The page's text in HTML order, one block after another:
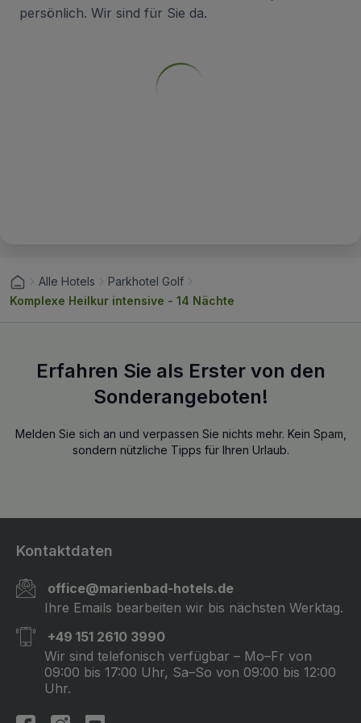
persönlich. Wir sind für Sie da.
Alle Hotels
Parkhotel Golf
Komplexe Heilkur intensive - 14 Nächte
Erfahren Sie als Erster von den
Sonderangeboten!
Melden Sie sich an und verpassen Sie nichts mehr. Kein Spam,
sondern nützliche Tipps für Ihren Urlaub.
Kontaktdaten
office@marienbad-hotels.de
Ihre Emails bearbeiten wir bis nächsten Werktag.
+49 151 2610 3990
Wir sind telefonisch verfügbar – Mo–Fr von
09:00 bis 17:00 Uhr, Sa–So von 09:00 bis 12:00
Uhr.